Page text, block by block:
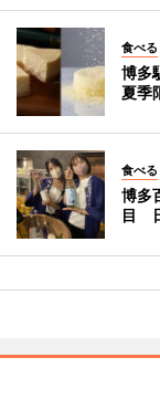
食べる
博多
夏季
食べる
博多
目